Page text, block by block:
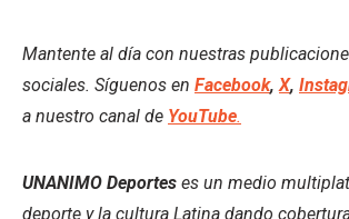
Mantente al día con nuestras
sociales. Síguenos en Facebook,X,
a nuestro canal de YouTube.
UNANIMO Deportes es un medio
deporte y la cultura Latina dando